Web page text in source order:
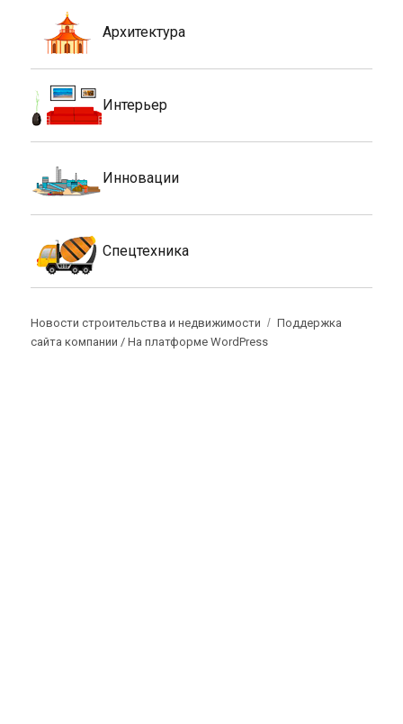
Архитектура
Интерьер
Инновации
Спецтехника
Новости строительства и недвижимости
Поддержка
сайта компании /На платформе WordPress